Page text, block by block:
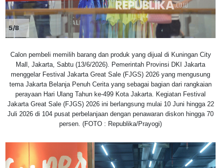
5/8
Calon pembeli memilih barang dan produk yang dijual di Kuningan City
Mall, Jakarta, Sabtu (13/6/2026). Pemerintah Provinsi DKI Jakarta
menggelar Festival Jakarta Great Sale (FJGS) 2026 yang mengusung
tema Jakarta Belanja Penuh Cerita yang sebagai bagian dari rangkaian
perayaan Hari Ulang Tahun ke-499 Kota Jakarta. Kegiatan Festival
Jakarta Great Sale (FJGS) 2026 ini berlangsung mulai 10 Juni hingga 22
Juli 2026 di 104 pusat perbelanjaan dengan penawaran diskon hingga 70
persen. (FOTO : Republika/Prayogi)